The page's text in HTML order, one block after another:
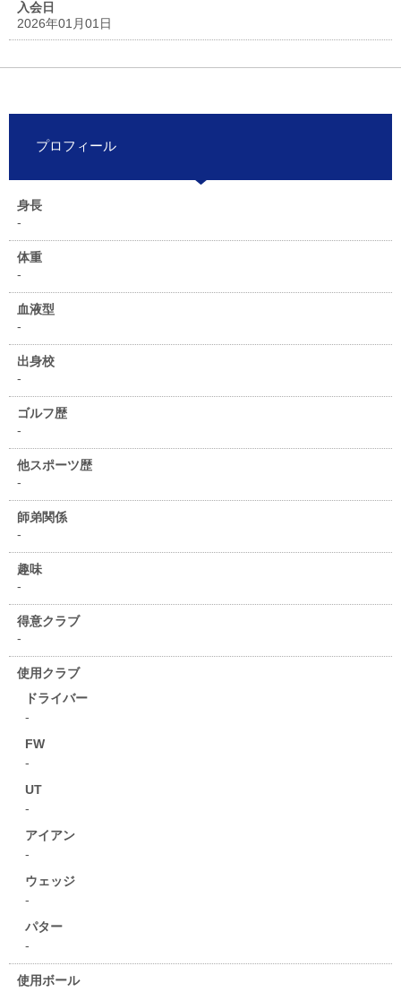
入会日
2026年01月01日
プロフィール
身長
-
体重
-
血液型
-
出身校
-
ゴルフ歴
-
他スポーツ歴
-
師弟関係
-
趣味
-
得意クラブ
-
使用クラブ
ドライバー
-
FW
-
UT
-
アイアン
-
ウェッジ
-
パター
-
使用ボール